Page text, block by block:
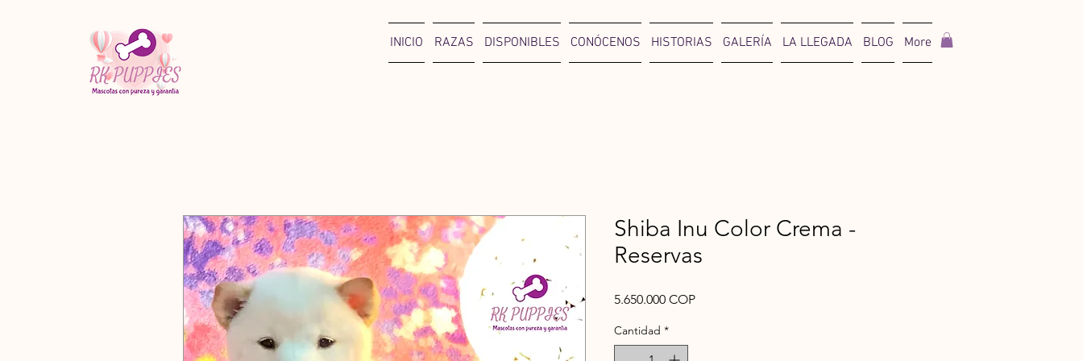
INICIO RAZAS DISPONIBLES CONÓCENOS HISTORIAS GALERÍA LA LLEGADA BLOG More
Shiba Inu Color Crema -
Reservas
5.650.000 COPPrecio
Cantidad *